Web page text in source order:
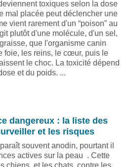
toxiques selon la dose
mal placée peut déclencher une
vient rarement d'un “poison” au
plutôt d'une molécule, d'un sel,
que l'organisme canin
foie, les reins, le cœur, puis le
le choc. La toxicité dépend
et du poids. ...
dangereux : la liste des
et les risques
souvent anodin, pourtant il
actives sur la peau . Cette
chiens et les chats contre les